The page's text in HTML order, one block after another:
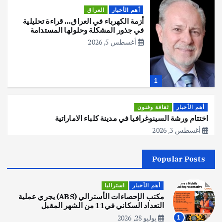
1
أهم الأخبار العراق
أزمة الكهرباء في العراق… قراءة تحليلية
في جذور المشكلة وحلولها المستدامة
أغسطس 5, 2026
أهم الأخبار ثقافة وفنون
اختتام ورشة السينوغرافيا في مدينة كلباء الاماراتية
أغسطس 3, 2026
2
اصبح بطلاً لأستراليا بلعبة كمال الاجسام
يوليو 30, 2026
Popular Posts
1
أهم الأخبار استراليا
مكتب الإحصاءات الأسترالي (ABS) يجري عملية
التعداد السكاني في11 من الشهر المقبل
يوليو 28, 2026